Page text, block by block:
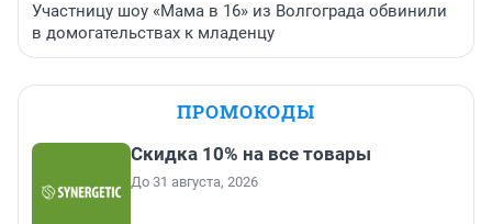
Участницу шоу «Мама в 16» из Волгограда обвинили
в домогательствах к младенцу
ПРОМОКОДЫ
Скидка 10% на все товары
До 31 августа, 2026